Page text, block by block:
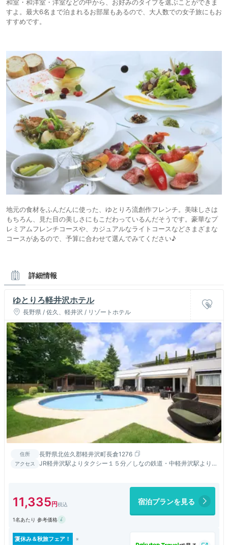
和室・和洋室・洋室などの中から、お好みのタイプを選ぶことができま
すよ。最大6名まで泊まれるお部屋もあるので、大人数での女子旅にもお
すすめです。
地元の食材をふんだんに使った、ゆとりろ流創作フレンチ。美味しさは
もちろん、見た目の美しさにもこだわっているんだそうです。豪華なプ
レミアムフレンチコースや、カジュアルなライトコースなどさまざまな
コースがあるので、予算に合わせて選んでみてください♪
詳細情報
ゆとりろ軽井沢ホテル
長野県 / 佐久、軽井沢 / リゾートホテル
住所 長野県北佐久郡軽井沢町長倉1276
アクセス
JR軽井沢駅よりタクシー１５分／しなの鉄道・中軽井沢駅より
11,335 宿泊プランを見る
1名あたり 参考価格
夏休み＆秋旅フェア！